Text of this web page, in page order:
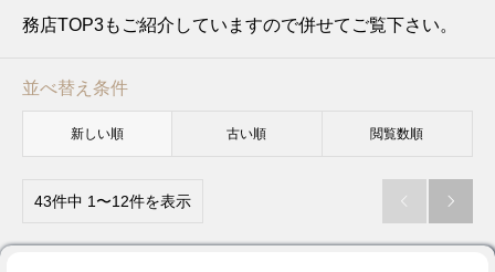
務店TOP3もご紹介していますので併せてご覧下さい。
並べ替え条件
新しい順 古い順 閲覧数順
43件中 1〜12件を表示  